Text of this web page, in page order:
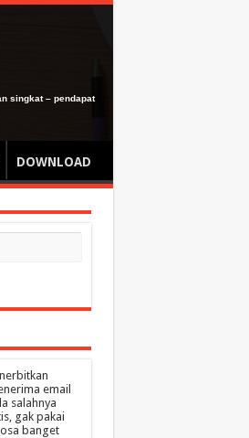
singkat – pendapat
DOWNLOAD
email
salahnya
gak pakai
banget